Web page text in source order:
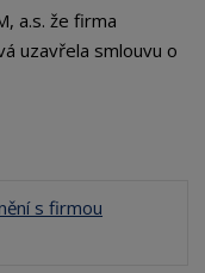
a.s. že firma
uzavřela smlouvu o
s firmou